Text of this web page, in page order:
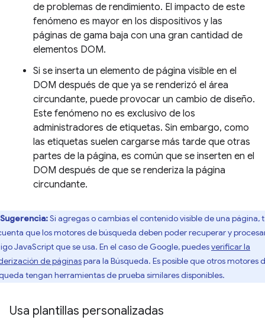
de problemas de rendimiento. El impacto de este
fenómeno es mayor en los dispositivos y las
páginas de gama baja con una gran cantidad de
elementos DOM.
Si se inserta un elemento de página visible en el
DOM después de que ya se renderizó el área
circundante, puede provocar un cambio de diseño.
Este fenómeno no es exclusivo de los
administradores de etiquetas. Sin embargo, como
las etiquetas suelen cargarse más tarde que otras
partes de la página, es común que se inserten en el
DOM después de que se renderiza la página
circundante.
Sugerencia:Si agregas o cambias el contenido visible de una página,
que los motores de búsqueda deben poder recuperar y
JavaScript que se usa. En el caso de Google, puedesverificar la
de páginaspara la Búsqueda. Es posible que otros motores
tengan herramientas de prueba similares disponibles.
Usa plantillas personalizadas